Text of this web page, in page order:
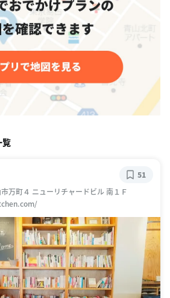
覧
万町４ ニューリチャードビル 南１Ｆ
51